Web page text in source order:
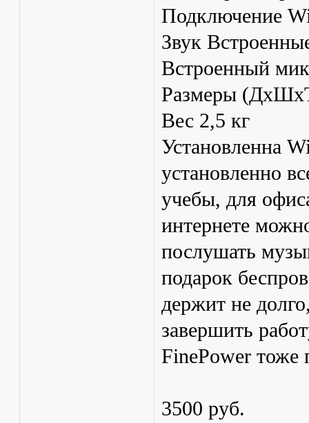
Подключение
Звук
Встроенный
Размеры
Вес 2,5 кг
Установленна
установленно
учебы, для
интернете
послушать
подарок
держит не
завершить
FinePower тоже
3500 руб.